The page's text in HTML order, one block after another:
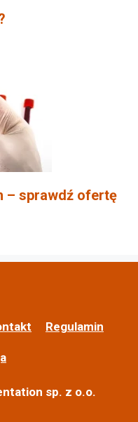
– sprawdź ofertę
Regulamin
sp. z o.o.